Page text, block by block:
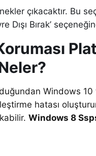
çıkacaktır. Bu
Dışı Bırak’
Windows 10
hatası
Windows 8